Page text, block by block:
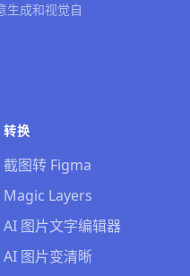
生成和视觉自
转换
截图转 Figma
Magic Layers
AI 图片文字编辑器
AI 图片变清晰